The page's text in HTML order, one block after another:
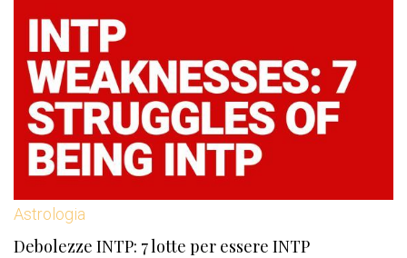
Astrologia
Debolezze INTP: 7 lotte per essere INTP